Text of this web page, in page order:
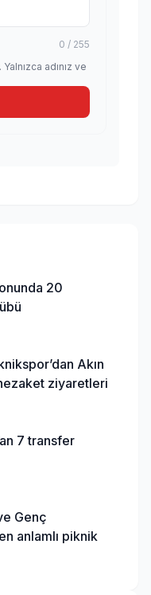
0 / 255
adınız ve
20
Akın
ziyaretleri
7 transfer
Genç
anlamlı piknik